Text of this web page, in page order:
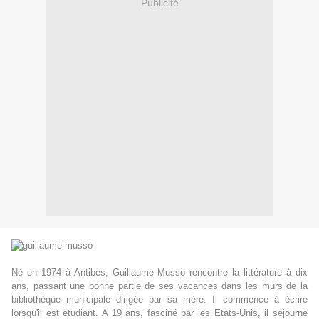
Publicité
Né en 1974 à Antibes, Guillaume Musso rencontre la littérature à dix
ans, passant une bonne partie de ses vacances dans les murs de la
bibliothèque municipale dirigée par sa mère. Il commence à écrire
lorsqu'il est étudiant. A 19 ans, fasciné par les Etats-Unis, il séjourne